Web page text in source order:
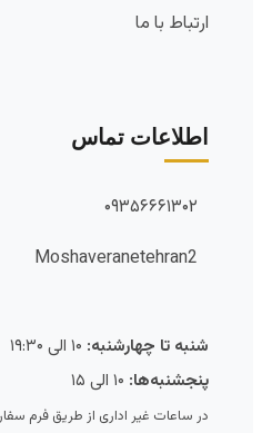
ارتباط با ما
اطلاعات تماس
۰۹۳۵۶۶۶۱۳۰۲
Moshaveranetehran2
شنبه تا چهارشنبه:
پنجشنبه‌ها:
در ساعات غیر اداری از طریق فرم